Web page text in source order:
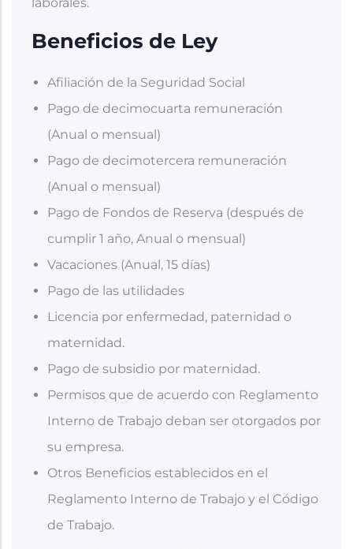
Beneficios de Ley
Afiliación de la Seguridad Social
Pago de decimocuarta remuneración
(Anual o mensual)
Pago de decimotercera remuneración
(Anual o mensual)
Pago de Fondos de Reserva (después de
cumplir 1 año, Anual o mensual)
Vacaciones (Anual, 15 días)
Pago de las utilidades
Licencia por enfermedad, paternidad o
maternidad.
Pago de subsidio por maternidad.
Permisos que de acuerdo con Reglamento
Interno de Trabajo deban ser otorgados por
su empresa.
Otros Beneficios establecidos en el
Reglamento Interno de Trabajo y el Código
de Trabajo.